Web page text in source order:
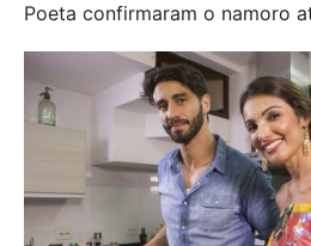
Poeta confirmaram o namoro